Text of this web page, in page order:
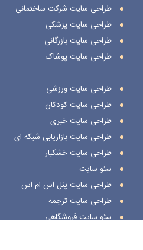
طراحی سایت شرکت ساختمانی
طراحی سایت پزشکی
طراحی سایت بازرگانی
طراحی سایت پوشاک
طراحی سایت ورزشی
طراحی سایت کودکان
طراحی سایت خبری
طراحی سایت بازاریابی شبکه ای
طراحی سایت خشکبار
سئو سایت
طراحی سایت پنل اس ام اس
طراحی سایت ترجمه
سئو سایت فروشگاهی